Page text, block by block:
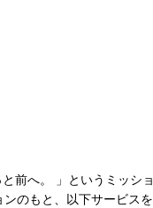
前へ。 」というミッショ
のもと、以下サービスを